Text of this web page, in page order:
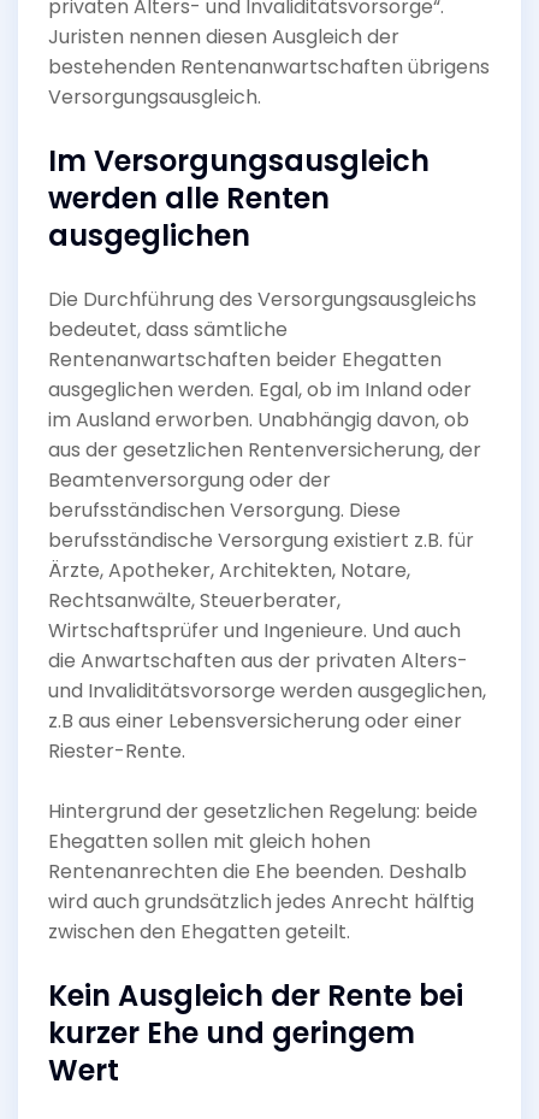
privaten Alters- und Invaliditätsvorsorge“.
Juristen nennen diesen Ausgleich der
bestehenden Rentenanwartschaften übrigens
Versorgungsausgleich.
Im Versorgungsausgleich
werden alle Renten
ausgeglichen
Die Durchführung des Versorgungsausgleichs
bedeutet, dass sämtliche
Rentenanwartschaften beider Ehegatten
ausgeglichen werden. Egal, ob im Inland oder
im Ausland erworben. Unabhängig davon, ob
aus der gesetzlichen Rentenversicherung, der
Beamtenversorgung oder der
berufsständischen Versorgung. Diese
berufsständische Versorgung existiert z.B. für
Ärzte, Apotheker, Architekten, Notare,
Rechtsanwälte, Steuerberater,
Wirtschaftsprüfer und Ingenieure. Und auch
die Anwartschaften aus der privaten Alters-
und Invaliditätsvorsorge werden ausgeglichen,
z.B aus einer Lebensversicherung oder einer
Riester-Rente.
Hintergrund der gesetzlichen Regelung: beide
Ehegatten sollen mit gleich hohen
Rentenanrechten die Ehe beenden. Deshalb
wird auch grundsätzlich jedes Anrecht hälftig
zwischen den Ehegatten geteilt.
Kein Ausgleich der Rente bei
kurzer Ehe und geringem
Wert